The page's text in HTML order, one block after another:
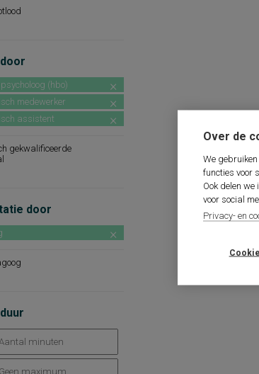
Over de
We
functies voor
Ook delen
voor social
Privacy- en
(hbo)
medewerker
assistent
gekwalificeerde
door